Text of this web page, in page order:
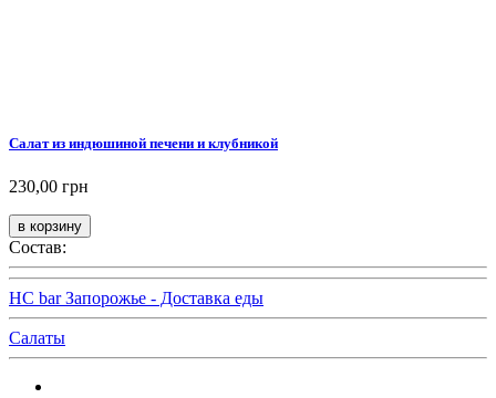
Салат из индюшиной печени и клубникой
230,00 грн
Состав:
HC bar Запорожье - Доставка еды
Салаты